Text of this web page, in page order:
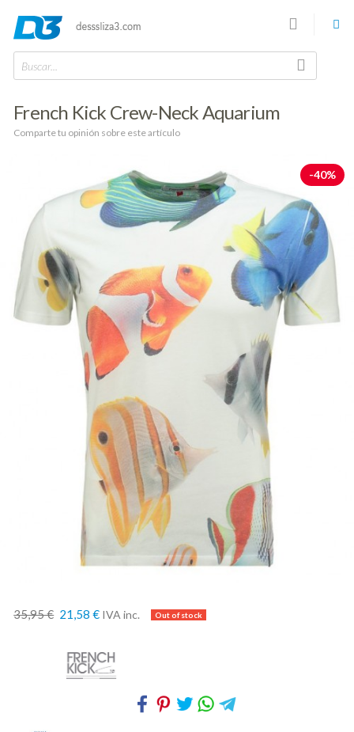
Buscar...
French Kick Crew-Neck Aquarium
Comparte tu opinión sobre este artículo
-40%
35,95 € 21,58 € IVA inc.